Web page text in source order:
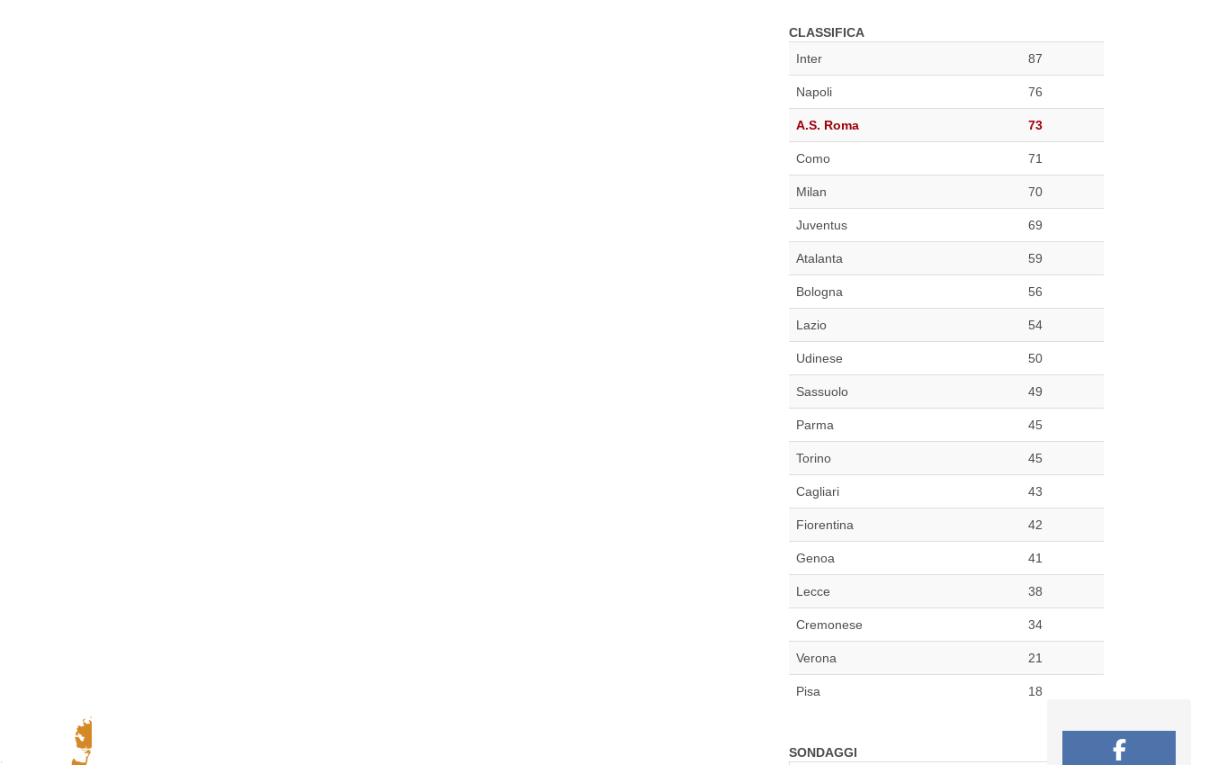
CLASSIFICA
Inter
87
Napoli 76
A.S. Roma 73
Como 71
Milan 70
Juventus 69
Atalanta 59
Bologna 56
Lazio 54
Udinese 50
Sassuolo 49
Parma 45
Torino 45
Cagliari 43
Fiorentina 42
Genoa 41
Lecce 38
Cremonese 34
Verona 21
Pisa 18
SONDAGGI